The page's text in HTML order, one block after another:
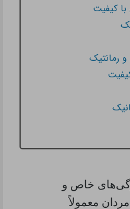
خاص و
معمولاً